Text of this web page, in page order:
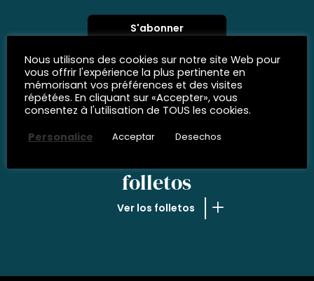
folletos
Ver los folletos
Nous utilisons des cookies sur notre site Web pour
vous offrir l'expérience la plus pertinente en
mémorisant vos préférences et des visites
répétées. En cliquant sur «Accepter», vous
consentez à l'utilisation de TOUS les cookies.
Personalice
Acceptar Desechos